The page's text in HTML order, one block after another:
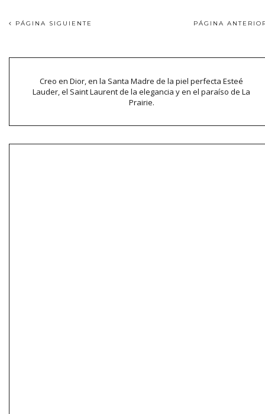
PÁGINA SIGUIENTE PÁGINA
Creo en Dior, en la Santa Madre de la piel perfecta Esteé
Lauder, el Saint Laurent de la elegancia y en el paraíso de La
Prairie.